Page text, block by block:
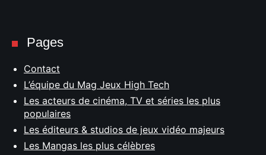
Pages
Contact
L’équipe du Mag Jeux High Tech
Les acteurs de cinéma, TV et séries les plus
populaires
Les éditeurs & studios de jeux vidéo majeurs
Les Mangas les plus célèbres